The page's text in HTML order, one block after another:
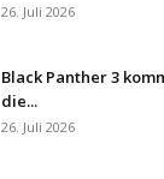
26. Juli 2026
Black Panther 3
die...
26. Juli 2026